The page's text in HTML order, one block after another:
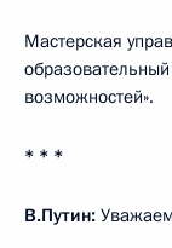
Мастерская
возможностей».
* * *
В.Путин: